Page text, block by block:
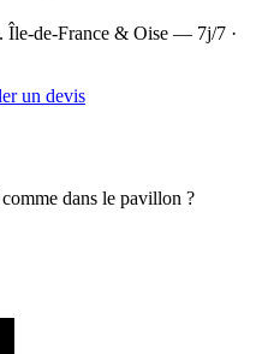
Île-de-France & Oise — 7j/7 ·
un devis
dans le pavillon ?